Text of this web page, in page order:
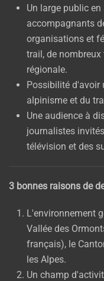
Un large public
accompagnants
organisations et
trail, de
régionale.
Possibilité d'avoir
alpinisme et du
Une audience à
journalistes
télévision et des
3 bonnes raisons de
L'environnement
Vallée des
français), le
les Alpes.
Un champ